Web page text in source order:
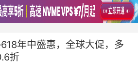
年中盛惠，全球大促，多
折